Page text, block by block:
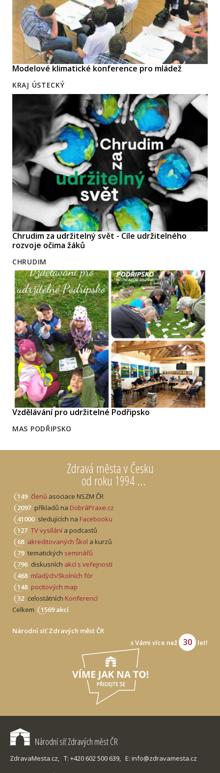
Zdravá města v Česku
od roku 1994 ...
149 členů asociace NSZM ČR
2097 příkladů na DobráPraxe.cz
41000 sledujících na Facebooku
127 TV vysílání a podcastů
68 akreditovaných Škol a kurzů
79 tematických seminářů
796 diskusních akcí s veřejností
468 mladých/školních fór
148 pocitových map
32 celostátních Konferencí
Celkem
1569 akcí
Národní síť Zdravých měst ČR
s Vámi více než
30 let!
Modelové klimatické konference pro mládež
KRAJ ÚSTECKÝ
Chrudim za udržitelný svět - Cíle udržitelného
rozvoje očima žáků
CHRUDIM
Vzdělávání pro udržitelné Podřipsko
MAS PODŘIPSKO
Národní síť Zdravých měst ČR
ZdravaMesta.cz, T: +420 602 500 639, E: info@zdravamesta.cz